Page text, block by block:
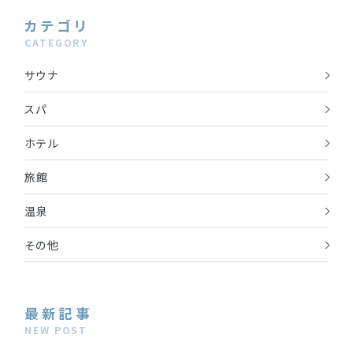
カテゴリ
CATEGORY
サウナ
スパ
ホテル
旅館
温泉
その他
最新記事
NEW POST